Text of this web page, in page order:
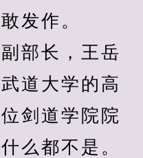
发作。
部长，王岳
道大学的高
剑道学院院
么都不是。